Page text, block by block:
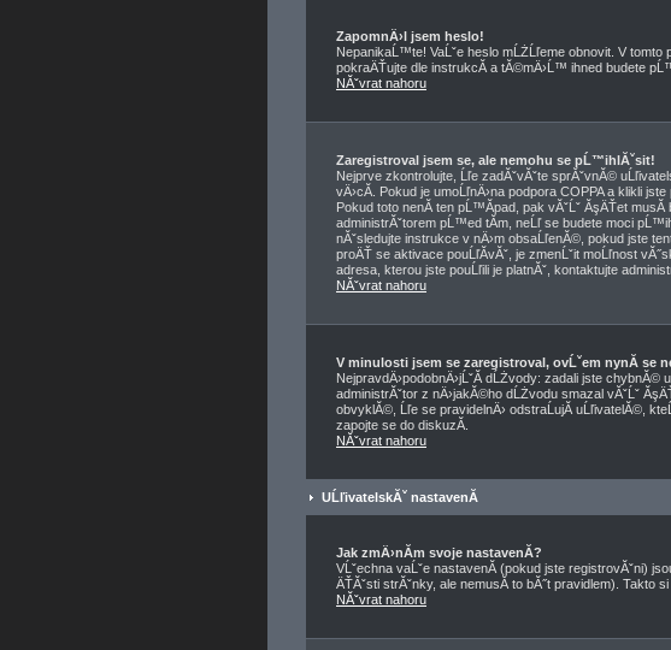
ZapomnÄ›l jsem heslo!
NepanikaĹ™te! VaĹˇe heslo mĹŻĹľeme obnovit. V
pokraÄŤujte dle instrukcĂ­ a tĂ©mÄ›Ĺ™ ihned budete
NĂˇvrat nahoru
Zaregistroval jsem se, ale nemohu se pĹ™ihlĂˇsit!
Nejprve zkontrolujte, Ĺľe zadĂˇvĂˇte sprĂˇvnĂ©
vÄ›cĂ­. Pokud je umoĹľnÄ›na podpora COPPA a klikli
Pokud toto nenĂ­ ten pĹ™Ă­pad, pak vĂˇĹˇ ĂşÄŤet
administrĂˇtorem pĹ™ed tĂ­m, neĹľ se budete moci
nĂˇsledujte instrukce v nÄ›m obsaĹľenĂ©, pokud jste
proÄŤ se aktivace pouĹľĂ­vĂˇ, je zmenĹˇit moĹľnost
adresa, kterou jste pouĹľili je platnĂˇ, kontaktujte
NĂˇvrat nahoru
V minulosti jsem se zaregistroval, ovĹˇem nynĂ­ se
NejpravdÄ›podobnÄ›jĹˇĂ­ dĹŻvody: zadali jste
administrĂˇtor z nÄ›jakĂ©ho dĹŻvodu smazal vĂˇĹˇ
obvyklĂ©, Ĺľe se pravidelnÄ› odstraĹujĂ­ uĹľivatelĂ©,
zapojte se do diskuzĂ­.
NĂˇvrat nahoru
UĹľivatelskĂˇ nastavenĂ­
Jak zmÄ›nĂ­m svoje nastavenĂ­?
VĹˇechna vaĹˇe nastavenĂ­ (pokud jste registrovĂˇni)
ÄŤĂˇsti strĂˇnky, ale nemusĂ­ to bĂ˝t pravidlem). Takto
NĂˇvrat nahoru